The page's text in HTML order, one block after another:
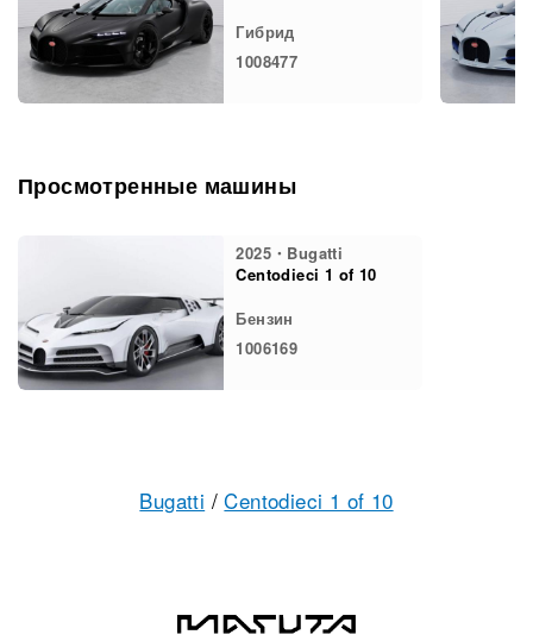
Гибрид
1008477
Просмотренные машины
2025・Bugatti
Centodieci 1 of 10
Бензин
1006169
Bugatti / Centodieci 1 of 10